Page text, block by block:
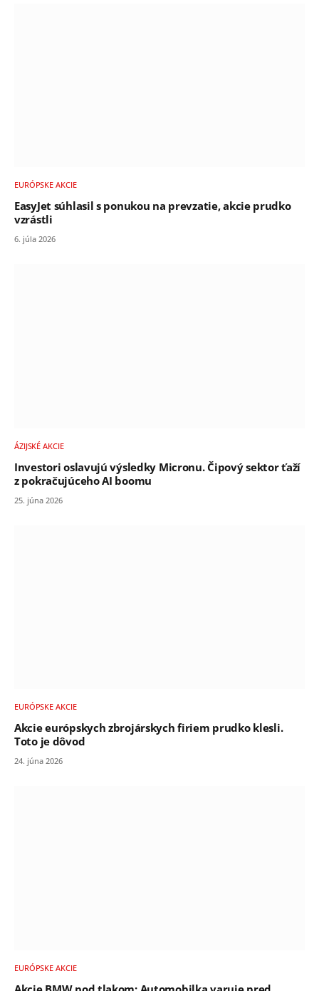
EURÓPSKE AKCIE
EasyJet súhlasil s ponukou na prevzatie, akcie prudko
vzrástli
6. júla 2026
ÁZIJSKÉ AKCIE
Investori oslavujú výsledky Micronu. Čipový sektor ťaží
z pokračujúceho AI boomu
25. júna 2026
EURÓPSKE AKCIE
Akcie európskych zbrojárskych firiem prudko klesli.
Toto je dôvod
24. júna 2026
EURÓPSKE AKCIE